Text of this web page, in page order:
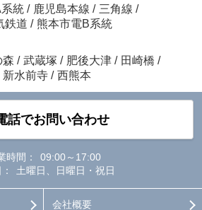
統 / 鹿児島本線 / 三角線 /
鉄道 / 熊本市電B系統
森 / 武蔵塚 / 肥後大津 / 田崎橋 /
新水前寺 / 西熊本
話でお問い合わせ
時間：
09:00～17:00
土曜日、日曜日・祝日
会社概要